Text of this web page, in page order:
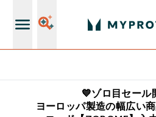
💙ゾロ目セール
ヨーロッパ製造の幅広い